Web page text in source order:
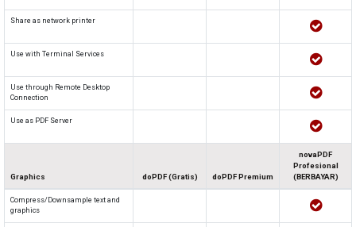
Share as network printer
Use with Terminal Services
Use through Remote Desktop
Connection
Use as PDF Server
Graphics doPDF (Gratis) doPDF Premium
novaPDF
Profesional
(BERBAYAR)
Compress/Downsample text and
graphics